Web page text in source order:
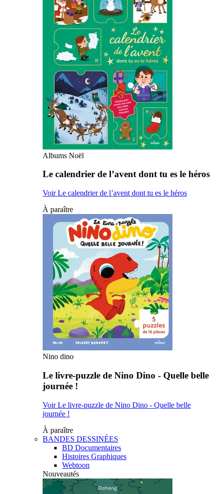
Albums Noël
Le calendrier de l’avent dont tu es le héros
Voir Le calendrier de l’avent dont tu es le héros
À paraître
Nino dino
Le livre-puzzle de Nino Dino - Quelle belle
journée !
Voir Le livre-puzzle de Nino Dino - Quelle belle
journée !
À paraître
BANDES DESSINÉES
BD Documentaires
Histoires Graphiques
Webtoon
Nouveautés